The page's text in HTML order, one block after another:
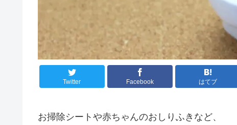
Twitter Facebook はてブ
お掃除シートや赤ちゃんのおしりふきなど、